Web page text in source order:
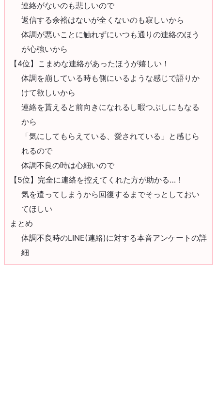
連絡がないのも悲しいので
返信する余裕はないが全くないのも寂しいから
体調が悪いことに触れずにいつも通りの連絡のほう
が心強いから
【4位】こまめな連絡があったほうが嬉しい！
体調を崩している時も側にいるような感じで語りか
けて欲しいから
連絡を貰えると前向きになれるし暇つぶしにもなる
から
「気にしてもらえている、愛されている」と感じら
れるので
体調不良の時は心細いので
【5位】完全に連絡を控えてくれた方が助かる…！
気を遣ってしまうから回復するまでそっとしておい
てほしい
まとめ
体調不良時のLINE(連絡)に対する本音アンケートの詳
細